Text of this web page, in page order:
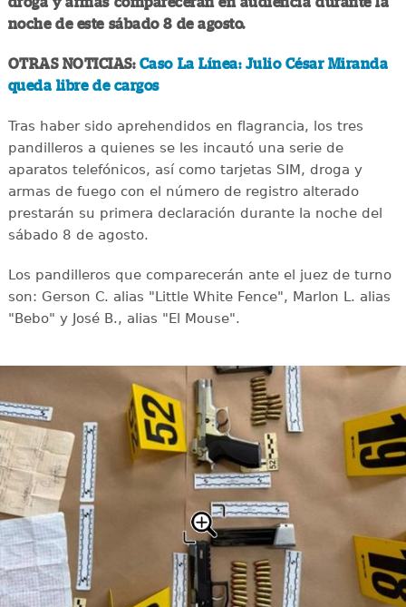
noche de este sábado 8 de agosto.
OTRAS NOTICIAS: Caso La Línea: Julio César Miranda
queda libre de cargos
Tras haber sido aprehendidos en flagrancia, los tres
pandilleros a quienes se les incautó una serie de
aparatos telefónicos, así como tarjetas SIM, droga y
armas de fuego con el número de registro alterado
prestarán su primera declaración durante la noche del
sábado 8 de agosto.
Los pandilleros que comparecerán ante el juez de turno
son: Gerson C. alias "Little White Fence", Marlon L. alias
"Bebo" y José B., alias "El Mouse".